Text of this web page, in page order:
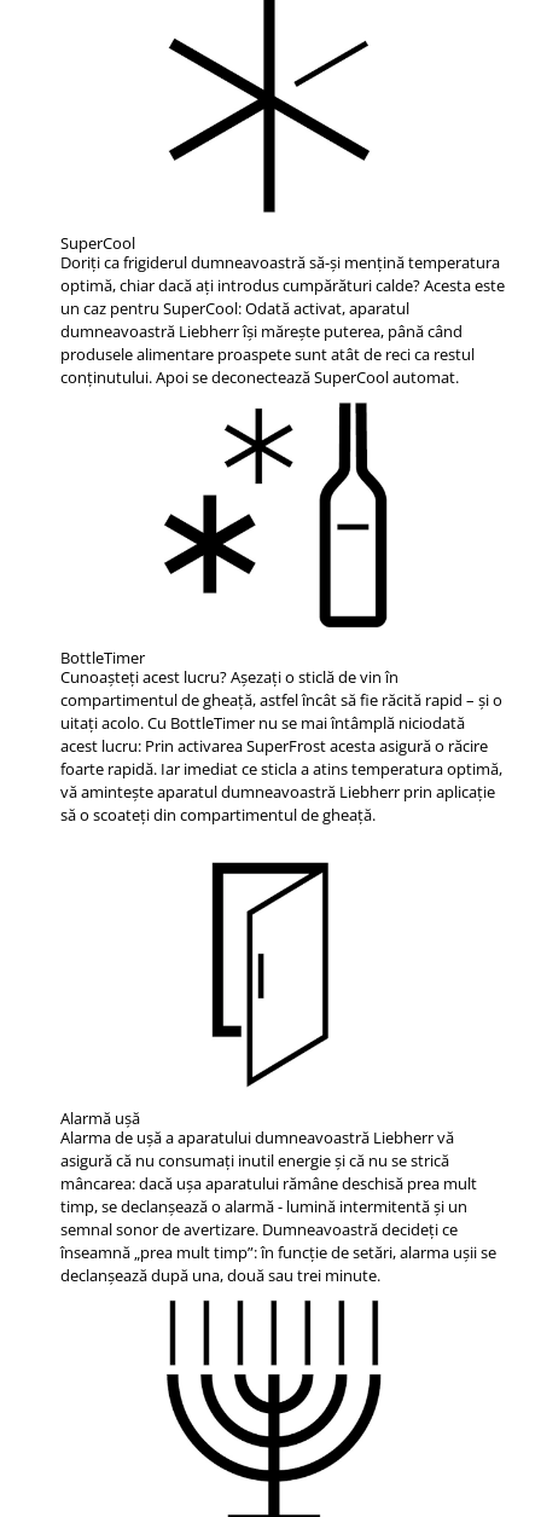
SuperCool
Doriţi ca frigiderul dumneavoastră să-şi menţină temperatura
optimă, chiar dacă aţi introdus cumpărături calde? Acesta este
un caz pentru SuperCool: Odată activat, aparatul
dumneavoastră Liebherr îşi măreşte puterea, până când
produsele alimentare proaspete sunt atât de reci ca restul
conţinutului. Apoi se deconectează SuperCool automat.
BottleTimer
Cunoaşteţi acest lucru? Aşezaţi o sticlă de vin în
compartimentul de gheaţă, astfel încât să fie răcită rapid – şi o
uitaţi acolo. Cu BottleTimer nu se mai întâmplă niciodată
acest lucru: Prin activarea SuperFrost acesta asigură o răcire
foarte rapidă. Iar imediat ce sticla a atins temperatura optimă,
vă aminteşte aparatul dumneavoastră Liebherr prin aplicaţie
să o scoateţi din compartimentul de gheaţă.
Alarmă uşă
Alarma de ușă a aparatului dumneavoastră Liebherr vă
asigură că nu consumați inutil energie și că nu se strică
mâncarea: dacă ușa aparatului rămâne deschisă prea mult
timp, se declanșează o alarmă - lumină intermitentă și un
semnal sonor de avertizare. Dumneavoastră decideți ce
înseamnă „prea mult timp”: în funcție de setări, alarma ușii se
declanșează după una, două sau trei minute.